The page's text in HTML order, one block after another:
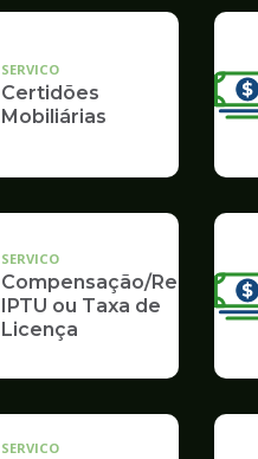
SERVICO
Certidões
Mobiliárias
SERVICO
Compensação/
IPTU ou Taxa de
Licença
SERVICO